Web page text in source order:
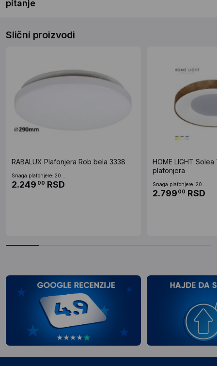
pitanje
Slični proizvodi
RABALUX Plafonjera Rob bela 3338
Snaga plafonjere: 20...
2.249 00 RSD
HOME LIGHT Solea
plafonjera
Snaga plafonjere: 20...
2.799 00 RSD